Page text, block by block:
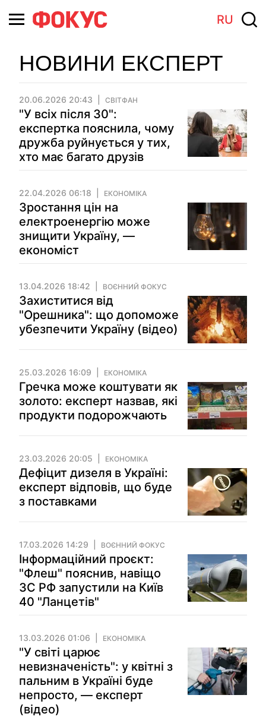
RU
НОВИНИ ЕКСПЕРТ
20.06.2026 20:43 СВІТФАН
"У всіх після 30":
експертка пояснила, чому
дружба руйнується у тих,
хто має багато друзів
22.04.2026 06:18 ЕКОНОМІКА
Зростання цін на
електроенергію може
знищити Україну, —
економіст
13.04.2026 18:42 ВОЄННИЙ ФОКУС
Захиститися від
"Орешника": що допоможе
убезпечити Україну (відео)
25.03.2026 16:09 ЕКОНОМІКА
Гречка може коштувати як
золото: експерт назвав, які
продукти подорожчають
23.03.2026 20:05 ЕКОНОМІКА
Дефіцит дизеля в Україні:
експерт відповів, що буде
з поставками
17.03.2026 14:29 ВОЄННИЙ ФОКУС
Інформаційний проєкт:
"Флеш" пояснив, навіщо
ЗС РФ запустили на Київ
40 "Ланцетів"
13.03.2026 01:06 ЕКОНОМІКА
"У світі царює
невизначеність": у квітні з
пальним в Україні буде
непросто, — експерт
(відео)